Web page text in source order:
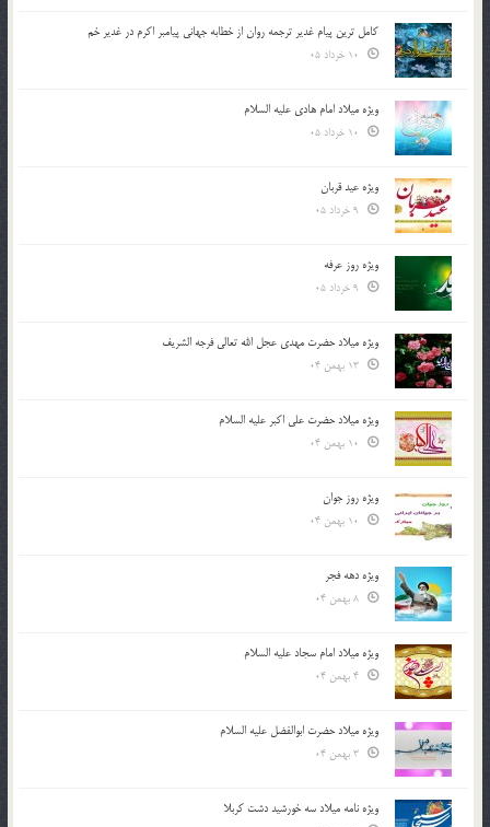
کامل ترین پیام غدیر ترجمه روان از خطابه جهانی پیامبر اکرم در غدیر خم
ویژه میلاد امام هادی علیه السلام
ویژه عید قربان
ویژه روز عرفه
ویژه میلاد حضرت مهدی عجل الله تعالی فرجه الشريف
ویژه میلاد حضرت علی اکبر علیه السلام
ویژه روز جوان
ویژه دهه فجر
ویژه میلاد امام سجاد علیه السلام
ویژه میلاد حضرت ابوالفضل علیه السلام
ویژه نامه میلاد سه خورشید دشت کربلا